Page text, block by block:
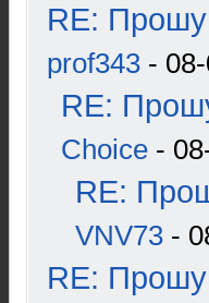
RE:
prof343 -
RE:
Choice -
RE:
VNV73 -
RE: